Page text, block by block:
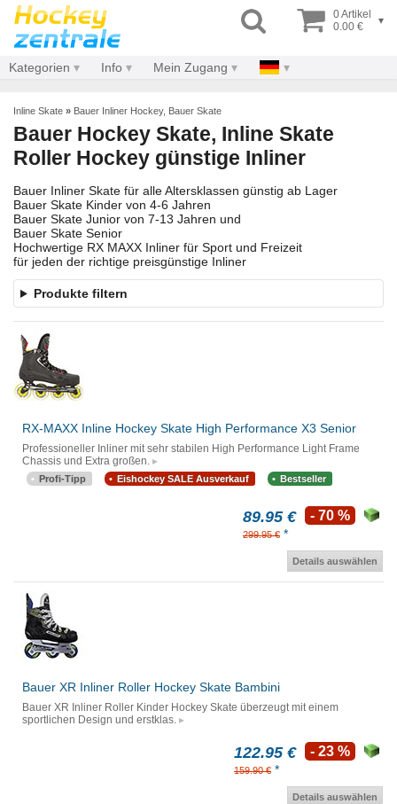
0 Artikel
0.00 €
▾
Kategorien Info Mein Zugang
Inline Skate » Bauer Inliner Hockey, Bauer Skate
Bauer Hockey Skate, Inline Skate
Roller Hockey günstige Inliner
Bauer Inliner Skate für alle Altersklassen günstig ab Lager
Bauer Skate Kinder von 4-6 Jahren
Bauer Skate Junior von 7-13 Jahren und
Bauer Skate Senior
Hochwertige RX MAXX Inliner für Sport und Freizeit
für jeden der richtige preisgünstige Inliner
Produkte filtern
RX-MAXX Inline Hockey Skate High Performance X3 Senior
Professioneller Inliner mit sehr stabilen High Performance Light Frame
Chassis und Extra großen.
Profi-Tipp Eishockey SALE Ausverkauf Bestseller
89.95 €
299.95 € *
- 70 %
Details auswählen
Bauer XR Inliner Roller Hockey Skate Bambini
Bauer XR Inliner Roller Kinder Hockey Skate überzeugt mit einem
sportlichen Design und erstklas.
122.95 €
159.90 € *
- 23 %
Details auswählen